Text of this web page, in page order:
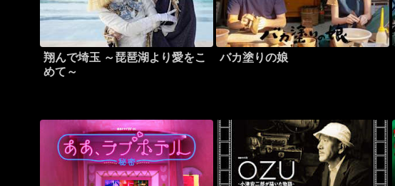
翔んで埼玉 ～琵琶湖より愛をこ
めて～
バカ塗りの娘